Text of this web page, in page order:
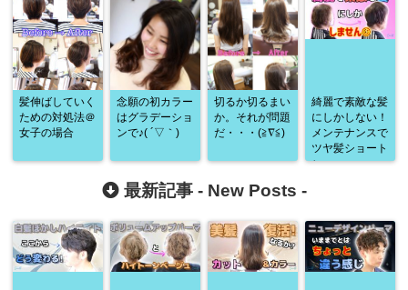
髪伸ばしていく
ための対処法＠
女子の場合
念願の初カラー
はグラデーショ
ンで♪( ´▽｀)
切るか切るまい
か。それが問題
だ・・・(≧∇≦)
綺麗で素敵な髪
にしかしない！
メンテナンスで
ツヤ髪ショート
♪
最新記事 - New Posts -